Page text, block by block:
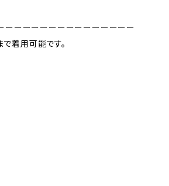
ーーーーーーーーーーーーーーー
で着用可能です。